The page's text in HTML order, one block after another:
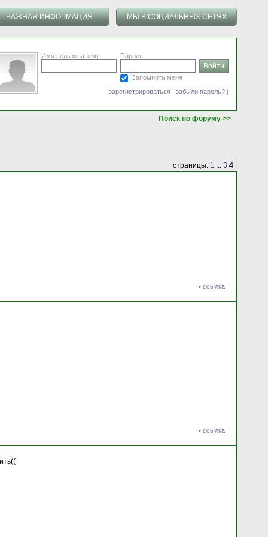
ВАЖНАЯ ИНФОРМАЦИЯ МЫ В СОЦИАЛЬНЫХ СЕТЯХ
Имя пользователя Пароль
Запомнить меня
зарегистрироваться | забыли пароль? |
Поиск по форуму >>
страницы: 1 ... 3 4
• ссылка
• ссылка